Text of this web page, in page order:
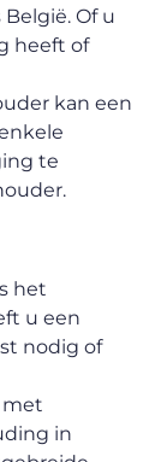
Of u
heeft of
kan een
te
het
u een
nodig of
met
in